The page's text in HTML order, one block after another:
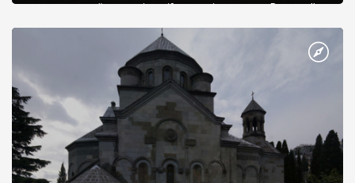
диктувати свої умови візантійському імператору Василю ІІ, та
Херсонесі Володимир-язичник, став Василем-християнином.
А потім було Хрещення Русі. На честь Херсонесу Таврійського